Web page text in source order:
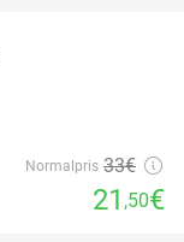
Normalpris 33€
21 ,50€